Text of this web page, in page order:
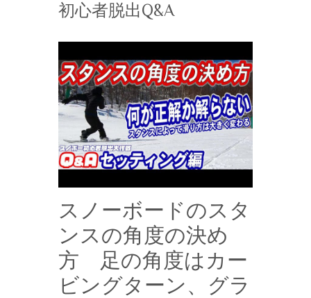
初心者脱出Q&A
スノーボードのスタ
ンスの角度の決め
方 足の角度はカー
ビングターン、グラ